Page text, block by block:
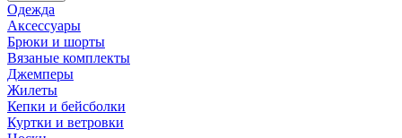
Одежда
Аксессуары
Брюки и шорты
Вязаные комплекты
Джемперы
Жилеты
Кепки и бейсболки
Куртки и ветровки